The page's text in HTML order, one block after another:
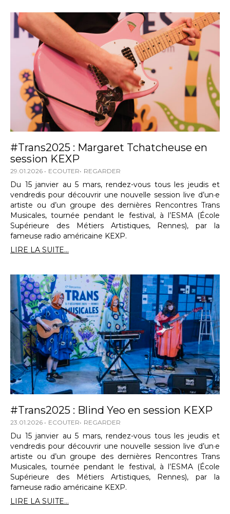
#Trans2025 : Margaret Tchatcheuse en
session KEXP
29.01.2026 ECOUTER REGARDER
Du 15 janvier au 5 mars, rendez-vous tous les jeudis et
vendredis pour découvrir une nouvelle session live d’un·e
artiste ou d’un groupe des dernières Rencontres Trans
Musicales, tournée pendant le festival, à l’ESMA (École
Supérieure des Métiers Artistiques, Rennes), par la
fameuse radio américaine KEXP.
LIRE LA SUITE...
#Trans2025 : Blind Yeo en session KEXP
23.01.2026 ECOUTER REGARDER
Du 15 janvier au 5 mars, rendez-vous tous les jeudis et
vendredis pour découvrir une nouvelle session live d’un·e
artiste ou d’un groupe des dernières Rencontres Trans
Musicales, tournée pendant le festival, à l’ESMA (École
Supérieure des Métiers Artistiques, Rennes), par la
fameuse radio américaine KEXP.
LIRE LA SUITE...